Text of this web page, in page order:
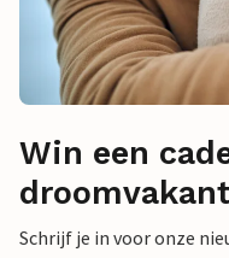
Win een
Schrijf je in voor onze